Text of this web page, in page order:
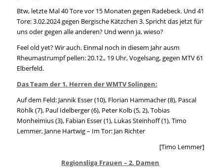
Btw, letzte Mal 40 Tore vor 15 Monaten gegen Radebeck. Und 41
Tore: 3.02.2024 gegen Bergische Kätzchen 3. Spricht das jetzt für
uns oder gegen alle anderen? Und wenn ja, wieso?
Feel old yet? Wir auch. Einmal noch in diesem Jahr ausm
Rheumastrumpf pellen: 20.12., 19 Uhr, Vogelsang, gegen MTV 61
Elberfeld.
Das Team der 1. Herren der WMTV Solingen:
Auf dem Feld: Jannik Esser (10), Florian Hammacher (8), Pascal
Röhlk (7), Paul Idelberger (6), Peter Kolb (5, 2), Tobias
Monheimius (3), Fabian Esser (1), Lukas Steinhoff (1), Timo
Lemmer, Janne Hartwig – Im Tor: Jan Richter
[Timo Lemmer]
Regionsliga Frauen – 2. Damen